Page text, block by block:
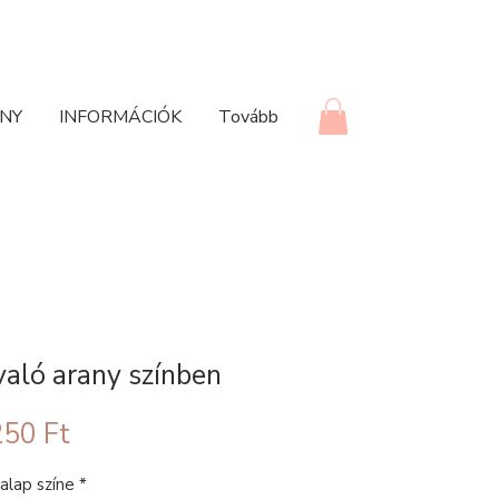
INFORMÁCIÓK Tovább
arany színben
FtAkciós
ár
színe *